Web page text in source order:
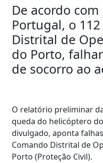
De acordo
Portugal, o
Distrital de
do Porto,
de socorro ao
O relatório preliminar
queda do helicóptero
divulgado, aponta
Comando Distrital de
Porto (Proteção Civil).